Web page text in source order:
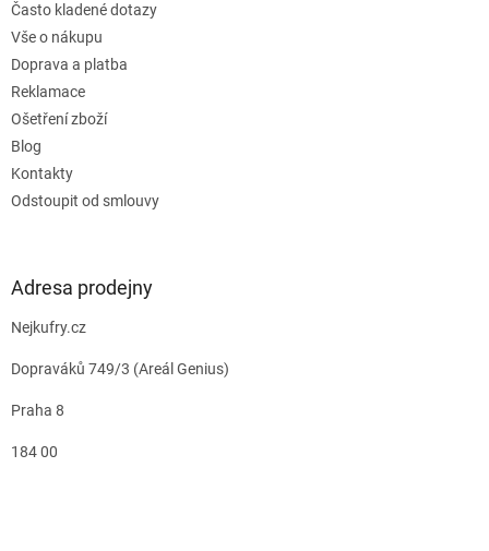
Často kladené dotazy
Vše o nákupu
Doprava a platba
Reklamace
Ošetření zboží
Blog
Kontakty
Odstoupit od smlouvy
Adresa prodejny
Nejkufry.cz
Dopraváků 749/3 (Areál Genius)
Praha 8
184 00